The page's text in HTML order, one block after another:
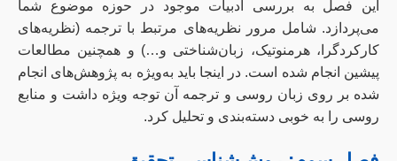
این فصل به بررسی ادبیات موجود در حوزه موضوع شما
می‌پردازد. شامل مرور نظریه‌های مرتبط با ترجمه (نظریه‌های
کارکردگرا، هرمنوتیک، زبان‌شناختی و…) و همچنین مطالعات
پیشین انجام شده است. در اینجا باید به‌ویژه به پژوهش‌های انجام
شده بر روی زبان روسی و ترجمه آن توجه ویژه داشت و منابع
روسی را به خوبی دسته‌بندی و تحلیل کرد.